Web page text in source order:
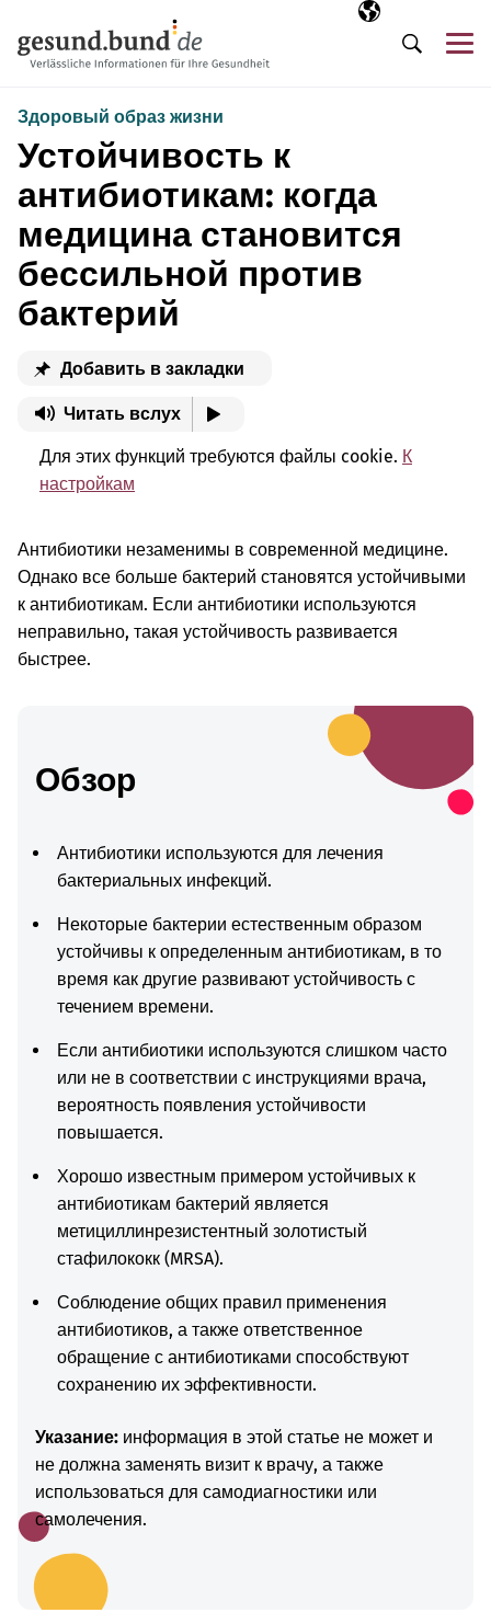
Выбранный
RU
Поиск
Здоровый образ жизни
Устойчивость к
антибиотикам: когда
медицина становится
бессильной против
бактерий
Добавить в закладки
Читать вслух
Для этих функций требуются файлы cookie. К
настройкам
Антибиотики незаменимы в современной медицине.
Однако все больше бактерий становятся устойчивыми
к антибиотикам. Если антибиотики используются
неправильно, такая устойчивость развивается
быстрее.
Обзор
Антибиотики используются для лечения
бактериальных инфекций.
Некоторые бактерии естественным образом
устойчивы к определенным антибиотикам, в то
время как другие развивают устойчивость с
течением времени.
Если антибиотики используются слишком часто
или не в соответствии с инструкциями врача,
вероятность появления устойчивости
повышается.
Хорошо известным примером устойчивых к
антибиотикам бактерий является
метициллинрезистентный золотистый
стафилококк (MRSA).
Соблюдение общих правил применения
антибиотиков, а также ответственное
обращение с антибиотиками способствуют
сохранению их эффективности.
Указание: информация в этой статье не может и
не должна заменять визит к врачу, а также
использоваться для самодиагностики или
самолечения.